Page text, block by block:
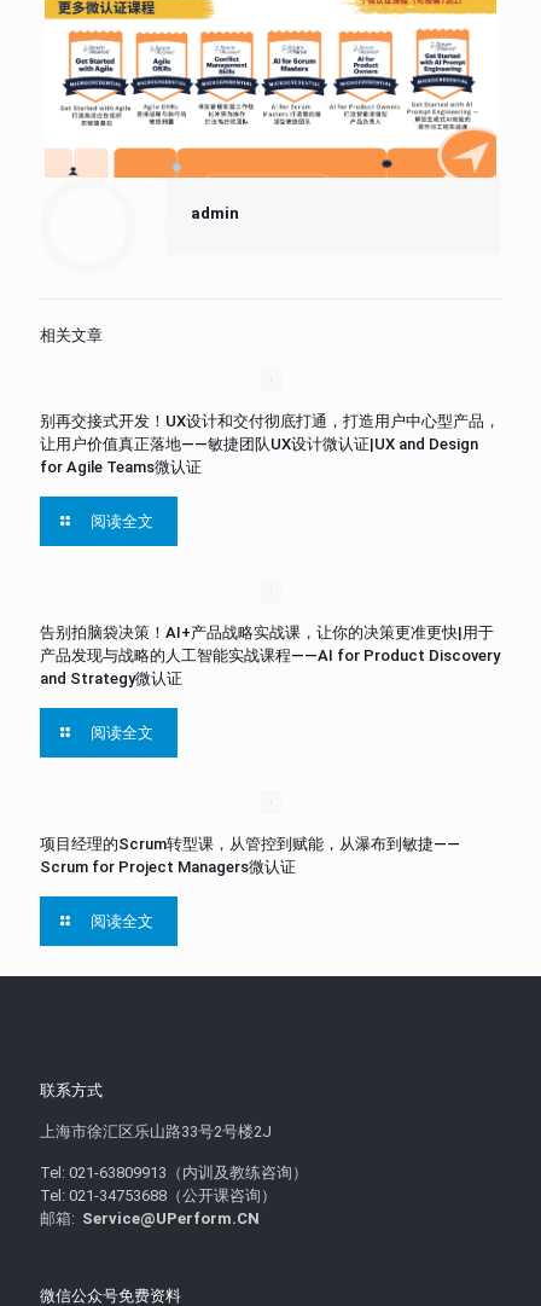
admin
相关文章
别再交接式开发！UX设计和交付彻底打通，打造用户中心型产品，
让用户价值真正落地——敏捷团队UX设计微认证|UX and Design
for Agile Teams微认证
阅读全文
告别拍脑袋决策！AI+产品战略实战课，让你的决策更准更快|用于
产品发现与战略的人工智能实战课程——AI for Product Discovery
and Strategy微认证
阅读全文
项目经理的Scrum转型课，从管控到赋能，从瀑布到敏捷——
Scrum for Project Managers微认证
阅读全文
联系方式
上海市徐汇区乐山路33号2号楼2J
Tel: 021-63809913（内训及教练咨询）
Tel: 021-34753688（公开课咨询）
邮箱: Service@UPerform.CN
微信公众号免费资料